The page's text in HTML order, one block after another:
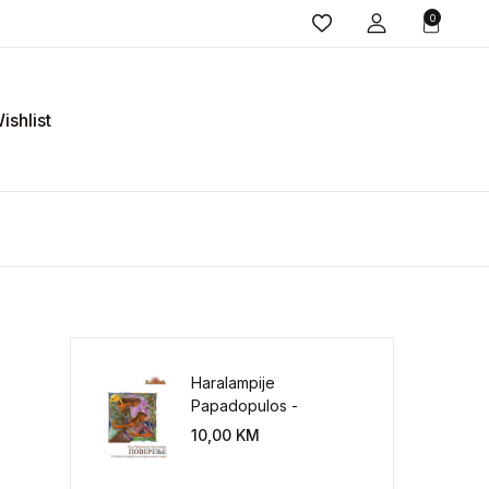
0
Haralampije
Papadopulos -
Poverenje: sloboda od
10,00 KM